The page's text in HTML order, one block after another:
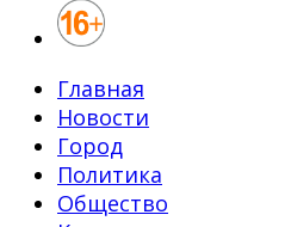
Главная
Новости
Город
Политика
Общество